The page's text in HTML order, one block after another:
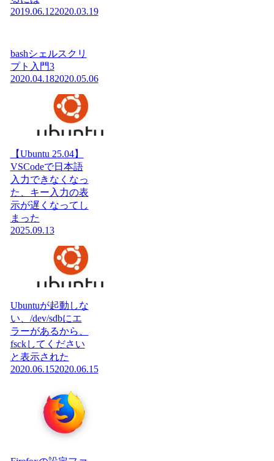
2019.06.122020.03.19
bashシェルスクリ
プト入門3
2020.04.182020.05.06
【Ubuntu 25.04】
VSCodeで日本語
入力できなくなっ
た、キー入力の表
示が遅くなってし
まった
2025.09.13
Ubuntuが起動しな
い、/dev/sdbにエ
ラーがあるから、
fsckしてください
と表示された
2020.06.152020.06.15